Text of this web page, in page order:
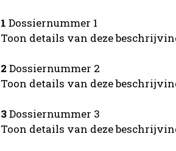
1 Dossiernummer 1
Toon details van deze
2 Dossiernummer 2
Toon details van deze
3Dossiernummer 3
Toon details van deze